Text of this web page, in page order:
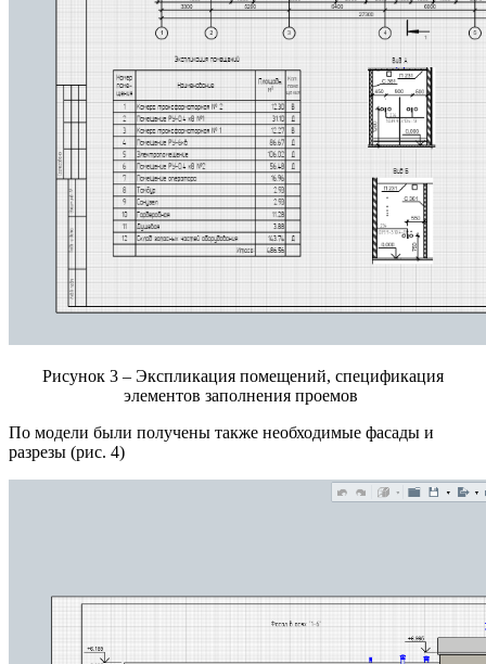
Рисунок 3 – Экспликация помещений, спецификация
элементов заполнения проемов
По модели были получены также необходимые фасады и
разрезы (рис. 4)